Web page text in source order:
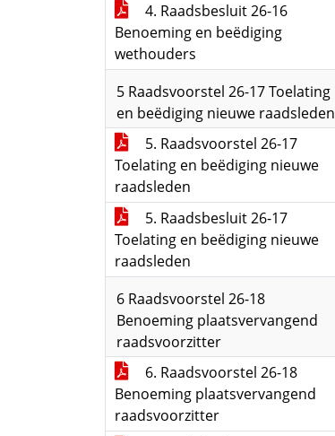
4. Raadsbesluit 26-16
Benoeming en beëdiging
wethouders
5 Raadsvoorstel 26-17 Toelating
en beëdiging nieuwe raadsleden
5. Raadsvoorstel 26-17
Toelating en beëdiging nieuwe
raadsleden
5. Raadsbesluit 26-17
Toelating en beëdiging nieuwe
raadsleden
6 Raadsvoorstel 26-18
Benoeming plaatsvervangend
raadsvoorzitter
6. Raadsvoorstel 26-18
Benoeming plaatsvervangend
raadsvoorzitter